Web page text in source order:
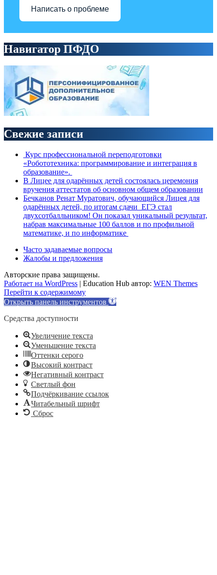
Написать о проблеме
Навигатор ПФДО
Свежие записи
Курс профессиональной переподготовки
«Робототехника: программирование и интеграция в
образование».
В Лицее для одарённых детей состоялась церемония
вручения аттестатов об основном общем образовании
Бечканов Ренат Муратович, обучающийся Лицея для
одарённых детей, по итогам сдачи ЕГЭ стал
двухсотбалльником! Он показал уникальный результат,
набрав максимальные 100 баллов и по профильной
математике, и по информатике
Часто задаваемые вопросы
Жалобы и предложения
Авторские права защищены.
Работает на WordPress | Education Hub автор: WEN Themes
Перейти к содержимому
Открыть панель инструментов
Средства доступности
Увеличение текста
Уменьшение текста
Оттенки серого
Высокий контраст
Негативный контраст
Светлый фон
Подчёркивание ссылок
Читабельный шрифт
Сброс